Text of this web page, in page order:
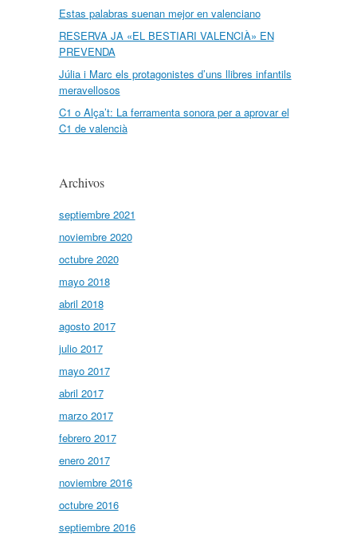
Estas palabras suenan mejor en valenciano
RESERVA JA «EL BESTIARI VALENCIÀ» EN
PREVENDA
Júlia i Marc els protagonistes d’uns llibres infantils
meravellosos
C1 o Alça’t: La ferramenta sonora per a aprovar el
C1 de valencià
Archivos
septiembre 2021
noviembre 2020
octubre 2020
mayo 2018
abril 2018
agosto 2017
julio 2017
mayo 2017
abril 2017
marzo 2017
febrero 2017
enero 2017
noviembre 2016
octubre 2016
septiembre 2016